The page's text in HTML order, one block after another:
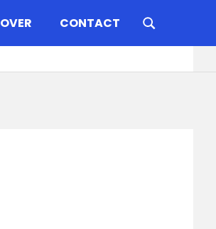
OVER CONTACT